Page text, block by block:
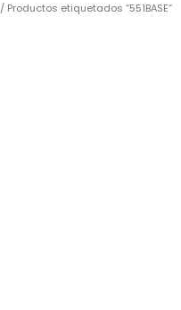
/ Productos etiquetados “551BASE”